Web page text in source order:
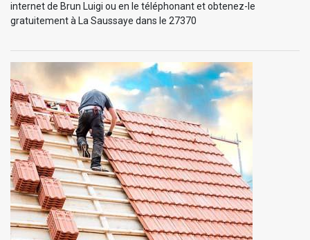
internet de Brun Luigi ou en le téléphonant et obtenez-le
gratuitement à La Saussaye dans le 27370